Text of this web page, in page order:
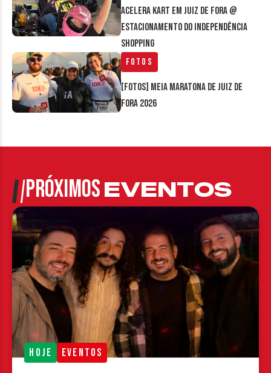
Acelera Kart em Juiz de Fora @
estacionamento do Independência
Shopping
Fotos
[FOTOS] Meia Maratona de Juiz de
Fora 2026
PRÓXIMOSEVENTOS
HOJE EVENTOS